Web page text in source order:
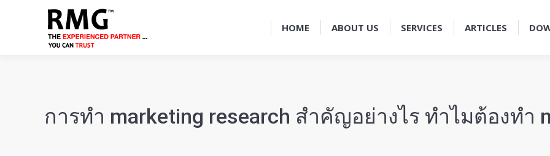
HOME ABOUT US SERVICES ARTICLES
การทำ marketing research สำคัญอย่างไร ทำไมต้องทำ